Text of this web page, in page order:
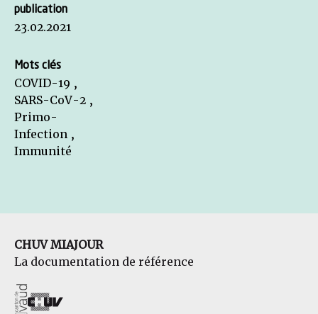
publication
23.02.2021
Mots clés
COVID-19 ,
SARS-CoV-2 ,
Primo-
Infection ,
Immunité
CHUV MIAJOUR
La documentation de référence